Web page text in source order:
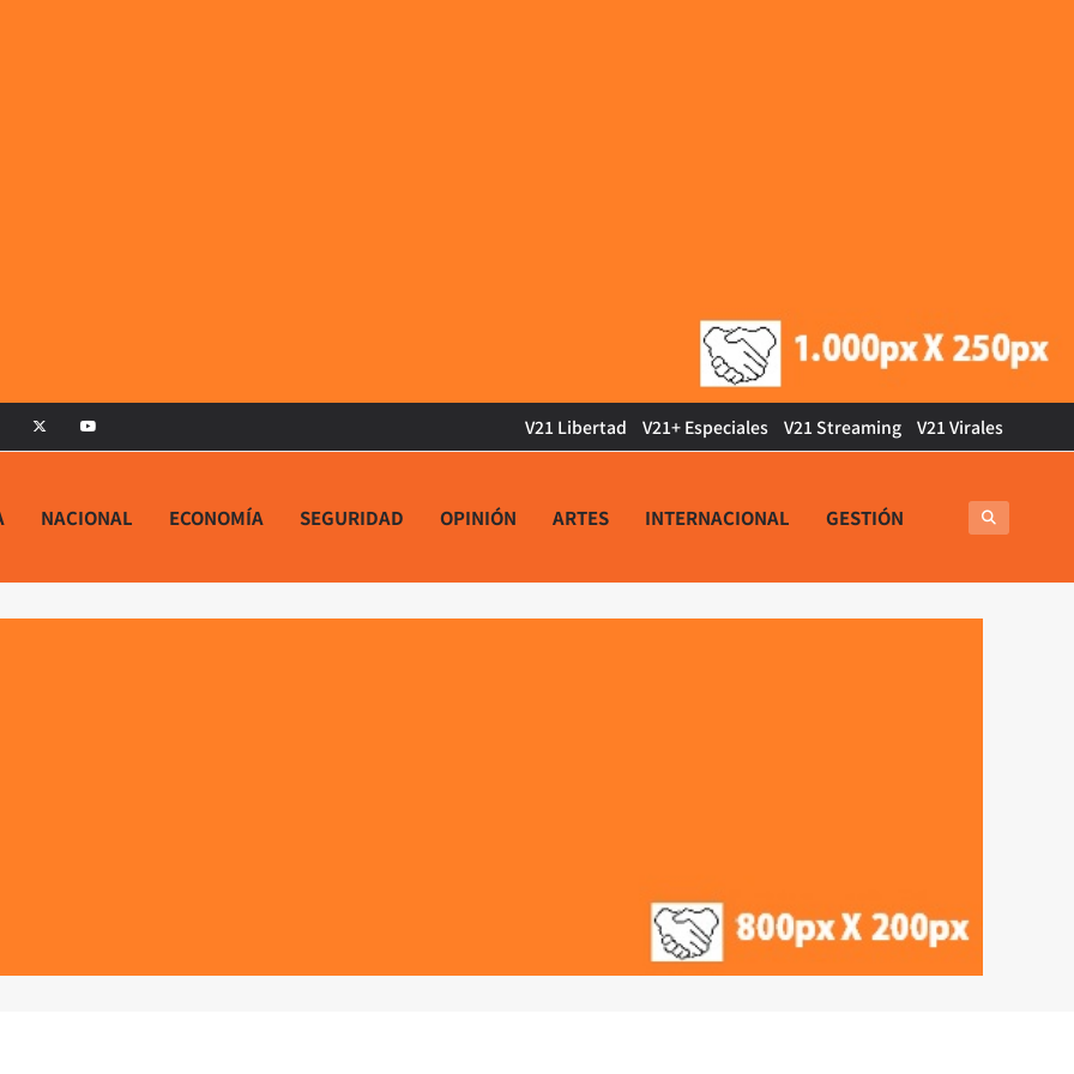
V21 Libertad V21+ Especiales V21 Streaming V21 Virales
NACIONAL ECONOMÍA SEGURIDAD OPINIÓN ARTES INTERNACIONAL GESTIÓN